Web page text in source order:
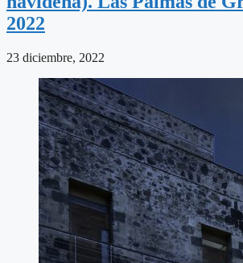
2022
23 diciembre, 2022